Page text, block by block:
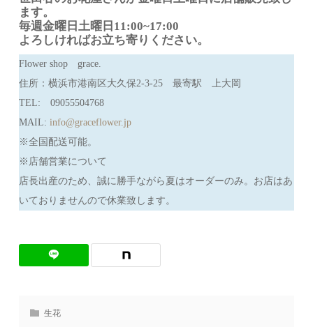
ます。
毎週金曜日土曜日11:00~17:00
よろしければお立ち寄りください。
Flower shop grace.
住所：横浜市港南区大久保2-3-25 最寄駅 上大岡
TEL: 09055504768
MAIL:info@graceflower.jp
※全国配送可能。
※店舗営業について
店長出産のため、誠に勝手ながら夏はオーダーのみ。お店はあ
いておりませんので休業致します。
生花